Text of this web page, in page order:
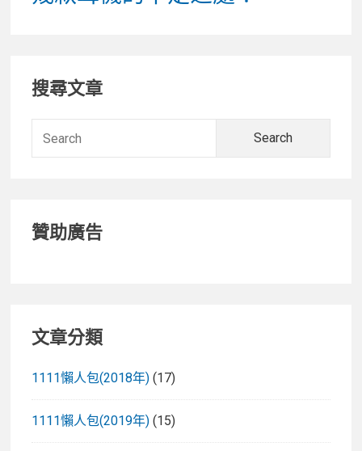
Primary
Sidebar
搜尋文章
贊助廣告
文章分類
1111懶人包(2018年) (17)
1111懶人包(2019年) (15)